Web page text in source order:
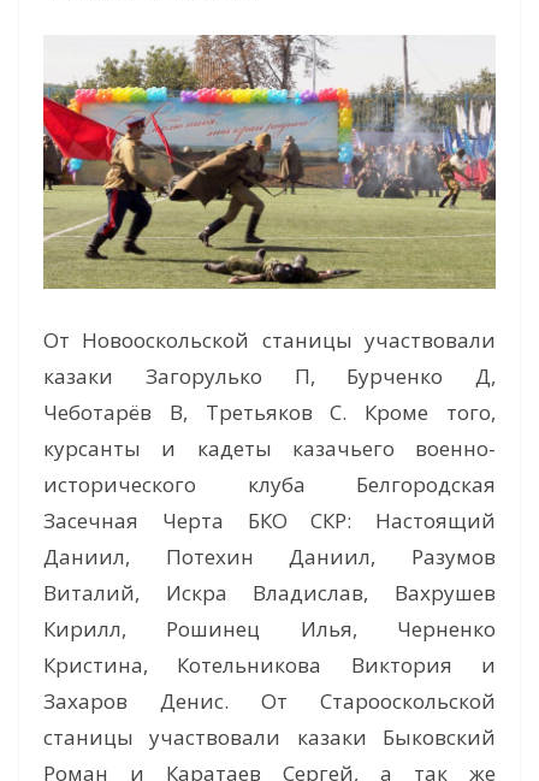
От Новооскольской станицы участвовали
казаки Загорулько П, Бурченко Д,
Чеботарёв В, Третьяков С. Кроме того,
курсанты и кадеты казачьего военно-
исторического клуба Белгородская
Засечная Черта БКО СКР: Настоящий
Даниил, Потехин Даниил, Разумов
Виталий, Искра Владислав, Вахрушев
Кирилл, Рошинец Илья, Черненко
Кристина, Котельникова Виктория и
Захаров Денис. От Старооскольской
станицы участвовали казаки Быковский
Роман и Каратаев Сергей, а так же